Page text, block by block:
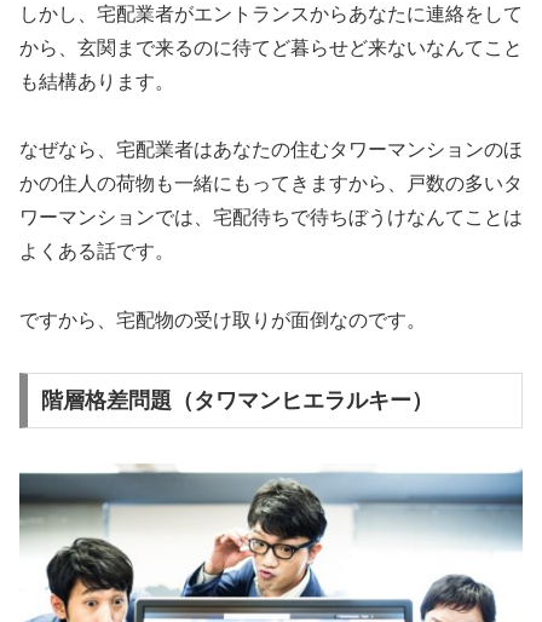
しかし、宅配業者がエントランスからあなたに連絡をして
から、玄関まで来るのに待てど暮らせど来ないなんてこと
も結構あります。
なぜなら、宅配業者はあなたの住むタワーマンションのほ
かの住人の荷物も一緒にもってきますから、戸数の多いタ
ワーマンションでは、宅配待ちで待ちぼうけなんてことは
よくある話です。
ですから、宅配物の受け取りが面倒なのです。
階層格差問題（タワマンヒエラルキー）